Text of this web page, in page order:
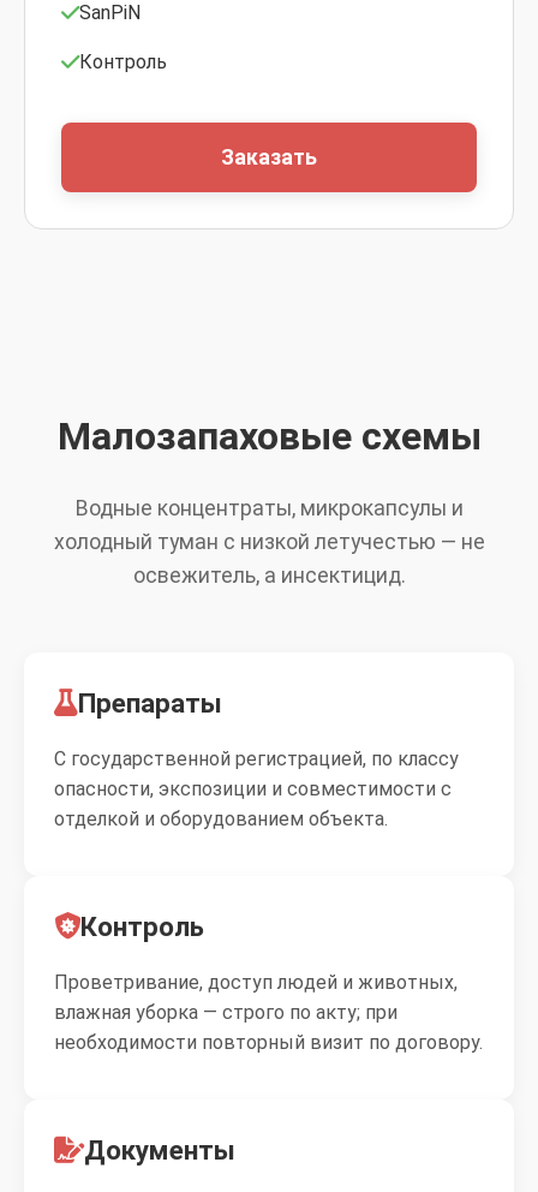
SanPiN
Контроль
Заказать
Малозапаховые схемы
Водные концентраты, микрокапсулы и
холодный туман с низкой летучестью — не
освежитель, а инсектицид.
Препараты
С государственной регистрацией, по классу
опасности, экспозиции и совместимости с
отделкой и оборудованием объекта.
Контроль
Проветривание, доступ людей и животных,
влажная уборка — строго по акту; при
необходимости повторный визит по договору.
Документы